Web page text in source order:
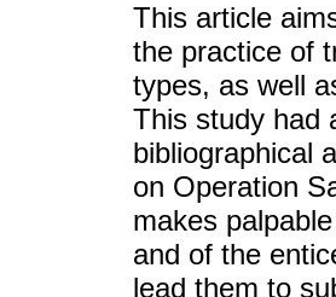
This article
the practice of
types, as well
This study had
bibliographical
on Operation
makes
and of the
lead them to